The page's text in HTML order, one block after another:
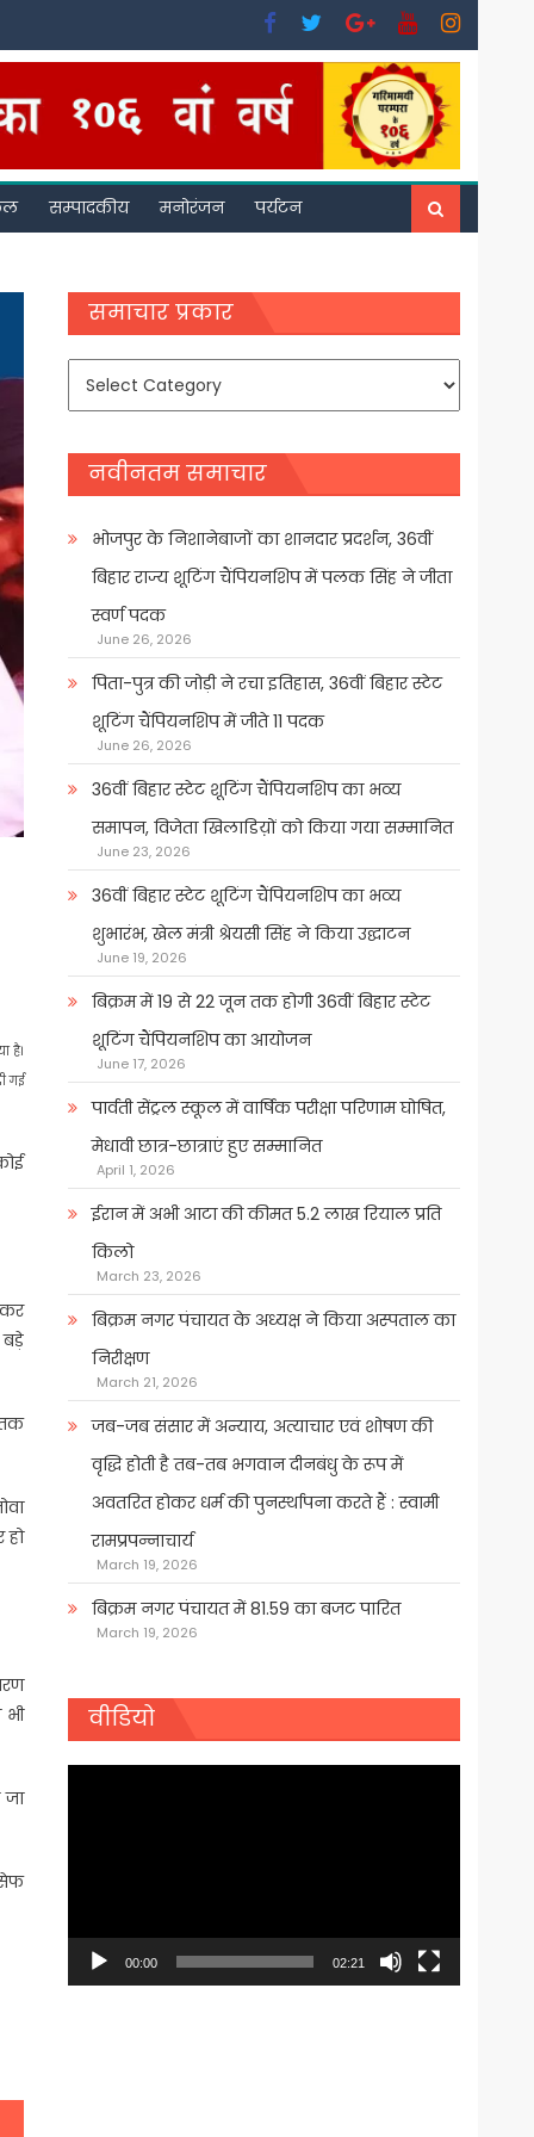
सम्पादकीय मनोरंजन पर्यटन
है।
गई
बड़े
हो
भी
समाचार प्रकार
समाचार
नवीनतम समाचार
भोजपुर के निशानेबाजों का शानदार प्रदर्शन, 36वीं
बिहार राज्य शूटिंग चैंपियनशिप में पलक सिंह ने जीता
स्वर्ण पदक
June 26, 2026
पिता-पुत्र की जोड़ी ने रचा इतिहास, 36वीं बिहार स्टेट
शूटिंग चैंपियनशिप में जीते 11 पदक
June 26, 2026
36वीं बिहार स्टेट शूटिंग चैंपियनशिप का भव्य
समापन, विजेता खिलाडिय़ों को किया गया सम्मानित
June 23, 2026
36वीं बिहार स्टेट शूटिंग चैंपियनशिप का भव्य
शुभारंभ, खेल मंत्री श्रेयसी सिंह ने किया उद्घाटन
June 19, 2026
बिक्रम में 19 से 22 जून तक होगी 36वीं बिहार स्टेट
शूटिंग चैंपियनशिप का आयोजन
June 17, 2026
पार्वती सेंट्रल स्कूल में वार्षिक परीक्षा परिणाम घोषित,
मेधावी छात्र-छात्राएं हुए सम्मानित
April 1, 2026
ईरान में अभी आटा की कीमत 5.2 लाख रियाल प्रति
किलो
March 23, 2026
बिक्रम नगर पंचायत के अध्यक्ष ने किया अस्पताल का
निरीक्षण
March 21, 2026
जब-जब संसार में अन्याय, अत्याचार एवं शोषण की
वृद्धि होती है तब-तब भगवान दीनबंधु के रूप में
अवतरित होकर धर्म की पुनर्स्थापना करते हैं : स्वामी
रामप्रपन्नाचार्य
March 19, 2026
बिक्रम नगर पंचायत में 81.59 का बजट पारित
March 19, 2026
वीडियो
00:00 02:21